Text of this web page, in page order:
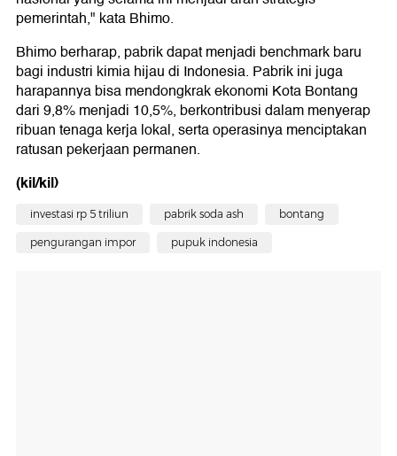
pemerintah," kata Bhimo.
Bhimo berharap, pabrik dapat menjadi benchmark baru
bagi industri kimia hijau di Indonesia. Pabrik ini juga
harapannya bisa mendongkrak ekonomi Kota Bontang
dari 9,8% menjadi 10,5%, berkontribusi dalam menyerap
ribuan tenaga kerja lokal, serta operasinya menciptakan
ratusan pekerjaan permanen.
(kil/kil)
investasi rp 5 triliun pabrik soda ash bontang
pengurangan impor pupuk indonesia